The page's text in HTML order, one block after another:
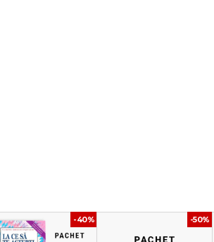
lor, Anatomia Pilates, reunește cunoștințele și
corpul uman în mișcare. Această a doua ediție
-40% -50%